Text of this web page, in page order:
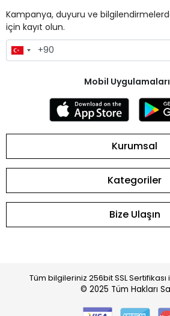
Kampanya, duyuru ve
için kayıt olun.
Mobil
Kurumsal
Kategoriler
Bize Ulaşın
Tüm bilgileriniz 256bit SSL
© 2025 Tüm Hakları